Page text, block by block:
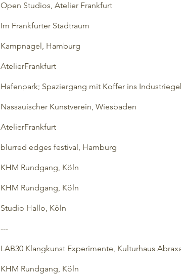
Open Studios, Atelier Frankfurt
​Im Frankfurter Stadtraum
Kampnagel,
AtelierFrankfurt
Hafenpark; Spaziergang mit Koffer ins
Nassauischer Kunstverein,
AtelierFrankfurt
blurred edges festival,
KHM Rundgang,
KHM Rundgang,
Studio Hallo, Köln
---
LAB30 Klangkunst Experimente, Kulturhaus
KHM Rundgang,